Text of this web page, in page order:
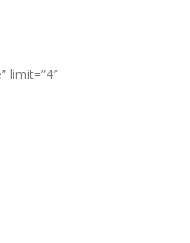
limit=”4″